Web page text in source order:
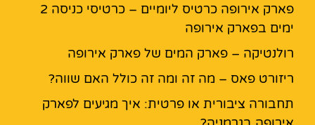
פארק אירופה כרטיס ליומיים – כרטיסי כניסה 2
ימים בפארק אירופה
רולנטיקה – פארק המים של פארק אירופה
ריזורט פאס – מה זה ומה זה כולל האם שווה?
תחבורה ציבורית או פרטית: איך מגיעים לפארק